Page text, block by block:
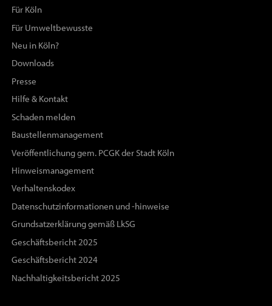
Für Köln
Für Umweltbewusste
Neu in Köln?
Downloads
Presse
Hilfe & Kontakt
Schaden melden
Baustellenmanagement
Veröffentlichung gem. PCGK der Stadt Köln
Hinweismanagement
Verhaltenskodex
Datenschutzinformationen und -hinweise
Grundsatzerklärung gemäß LkSG
Geschäftsbericht 2025
Geschäftsbericht 2024
Nachhaltigkeitsbericht 2025